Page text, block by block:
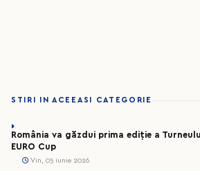
STIRI IN ACEEASI CATEGORIE
România va găzdui prima ediție a
EURO Cup
Vin, 05 iunie 2026